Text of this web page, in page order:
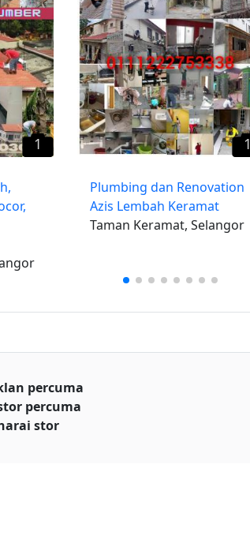
1 1
Plumbing dan Renovation
Azis Lembah Keramat
Taman Keramat, Selangor
percuma
percuma
stor